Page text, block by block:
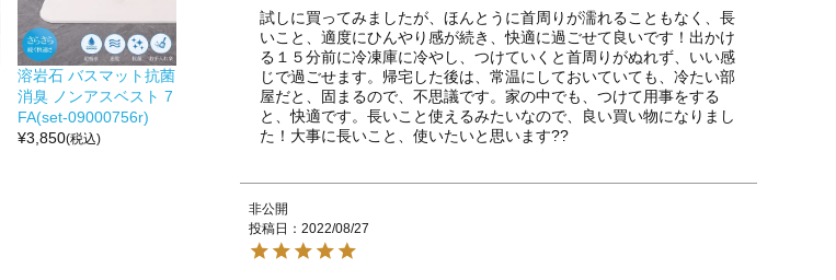
溶岩石 バスマット抗菌
消臭 ノンアスベスト 7
FA(set-09000756r)
¥3,850(税込)
試しに買ってみましたが、ほんとうに首周りが濡れることもなく、長
いこと、適度にひんやり感が続き、快適に過ごせて良いです！出かけ
る１５分前に冷凍庫に冷やし、つけていくと首周りがぬれず、いい感
じで過ごせます。帰宅した後は、常温にしておいていても、冷たい部
屋だと、固まるので、不思議です。家の中でも、つけて用事をする
と、快適です。長いこと使えるみたいなので、良い買い物になりまし
た！大事に長いこと、使いたいと思います??
非公開
投稿日
2022/08/27